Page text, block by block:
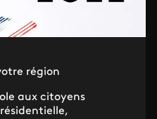
région
aux citoyens